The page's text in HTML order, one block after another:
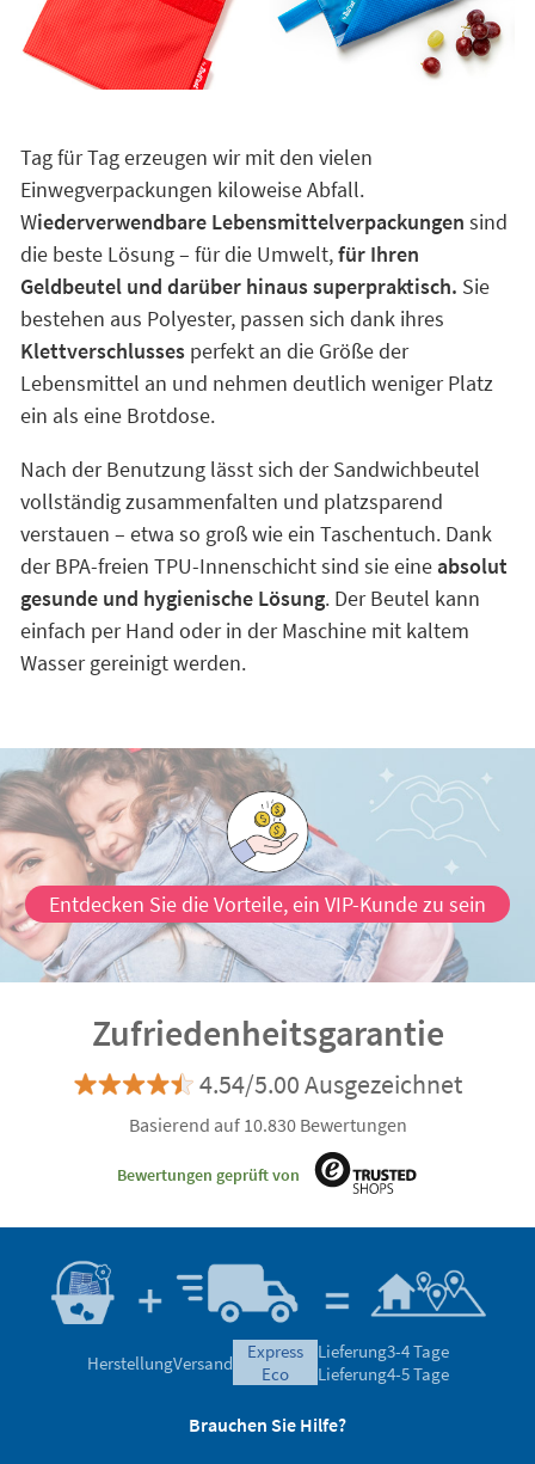
Tag für Tag erzeugen wir mit den vielen
Einwegverpackungen kiloweise Abfall.
Wiederverwendbare Lebensmittelverpackungen sind
die beste Lösung – für die Umwelt,für Ihren
Geldbeutel und darüber hinaus superpraktisch. Sie
bestehen aus Polyester, passen sich dank ihres
Klettverschlusses perfekt an die Größe der
Lebensmittel an und nehmen deutlich weniger Platz
ein als eine Brotdose.
Nach der Benutzung lässt sich der Sandwichbeutel
vollständig zusammenfalten und platzsparend
verstauen – etwa so groß wie ein Taschentuch. Dank
der BPA-freien TPU-Innenschicht sind sie eineabsolut
gesunde und hygienische Lösung. Der Beutel kann
einfach per Hand oder in der Maschine mit kaltem
Wasser gereinigt werden.
Entdecken Sie die Vorteile, ein VIP-Kunde zu sein
Zufriedenheitsgarantie
4.54/5.00 Ausgezeichnet
Basierend auf 10.830 Bewertungen
Bewertungen geprüft von
HerstellungVersand
express
eco
Lieferung3-4 Tage
Lieferung4-5 Tage
Brauchen Sie Hilfe?